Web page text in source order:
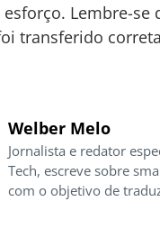
Lembre-
transferido
Welber Melo
Jornalista e redator
Tech, escreve sobre
com o objetivo de